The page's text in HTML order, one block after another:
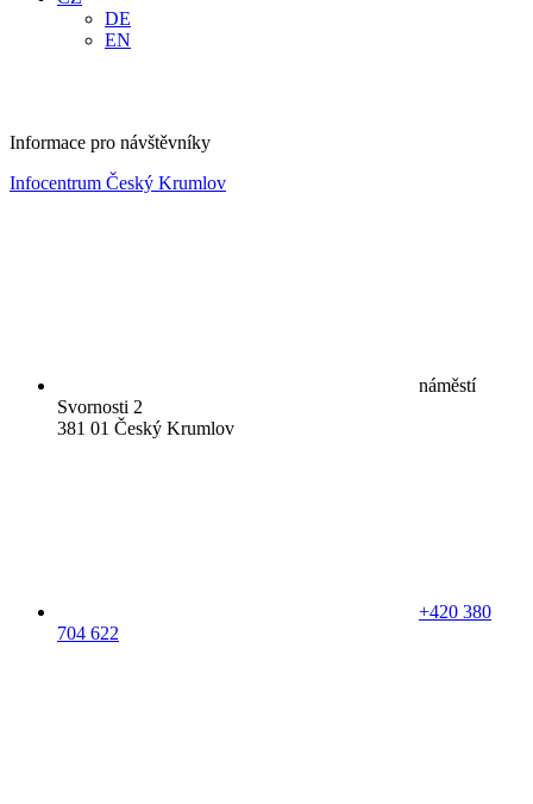
DE
EN
Informace pro návštěvníky
Infocentrum Český Krumlov
náměstí
Svornosti 2
381 01 Český Krumlov
+420 380
704 622